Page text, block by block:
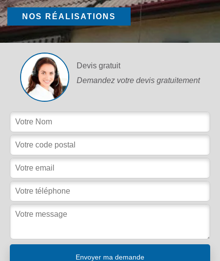
NOS RÉALISATIONS
Devis gratuit
Demandez votre devis gratuitement